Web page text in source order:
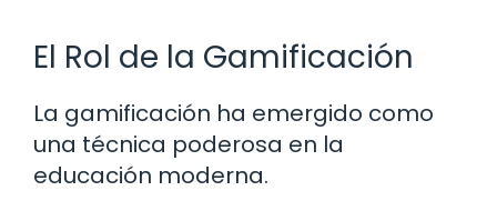
El Rol de la Gamificación
La gamificación ha emergido como
una técnica poderosa en la
educación moderna.